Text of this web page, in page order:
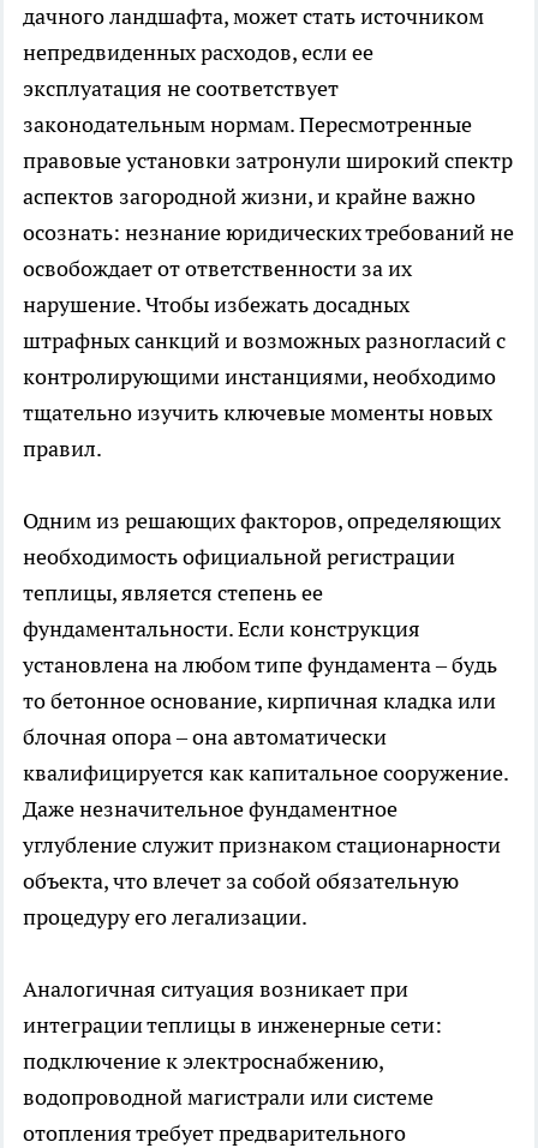
дачного ландшафта, может стать источником
непредвиденных расходов, если ее
эксплуатация не соответствует
законодательным нормам. Пересмотренные
правовые установки затронули широкий спектр
аспектов загородной жизни, и крайне важно
осознать: незнание юридических требований не
освобождает от ответственности за их
нарушение. Чтобы избежать досадных
штрафных санкций и возможных разногласий с
контролирующими инстанциями, необходимо
тщательно изучить ключевые моменты новых
правил.
Одним из решающих факторов, определяющих
необходимость официальной регистрации
теплицы, является степень ее
фундаментальности. Если конструкция
установлена на любом типе фундамента – будь
то бетонное основание, кирпичная кладка или
блочная опора – она автоматически
квалифицируется как капитальное сооружение.
Даже незначительное фундаментное
углубление служит признаком стационарности
объекта, что влечет за собой обязательную
процедуру его легализации.
Аналогичная ситуация возникает при
интеграции теплицы в инженерные сети:
подключение к электроснабжению,
водопроводной магистрали или системе
отопления требует предварительного